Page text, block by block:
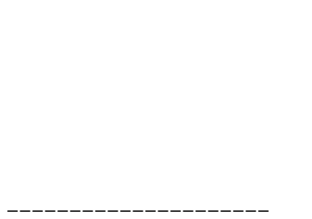
ーーーーーーーーーーーーーーーーーーーーー